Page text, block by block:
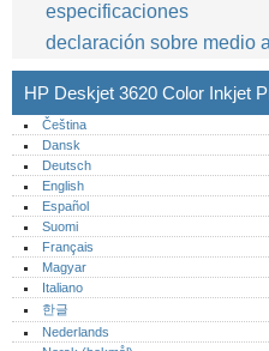
especificaciones
declaración sobre medio
HP Deskjet 3620 Color Inkjet
Čeština
Dansk
Deutsch
English
Español
Suomi
Français
Magyar
Italiano
한글
Nederlands